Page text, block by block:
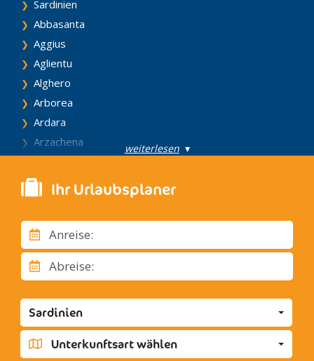
Sardinien
Abbasanta
Aggius
Aglientu
Alghero
Arborea
Ardara
Arzachena
Barumini
Benetutti
Bonorva
Bosa
Budoni
Cagliari
Calasetta
Carbonia
Carloforte
Castelsardo
weiterlesen▾
Ihr Urlaubsplaner
Anreise:
Abreise:
Sardinien
Unterkunftsart wählen